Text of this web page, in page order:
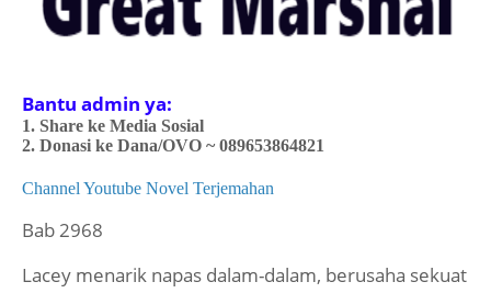
Bantu admin ya:
1. Share ke Media Sosial
2. Donasi ke Dana/OVO ~ 089653864821
Channel Youtube Novel Terjemahan
Bab 2968
Lacey menarik napas dalam-dalam, berusaha sekuat